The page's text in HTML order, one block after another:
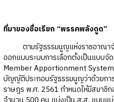
ที่มาของชื่อเรียก “พรรคพลังดูด”
ตามรัฐธรรมนูญแห่งราชอาณาจั
ออกแบบระบบการเลือกตั้งเป็นแบบ
Member Apportionment System
บัญญัติประกอบรัฐธรรมนูญว่าด้วยกา
ราษฎร พ.ศ. 2561 กำหนดให้มีสมาชิ